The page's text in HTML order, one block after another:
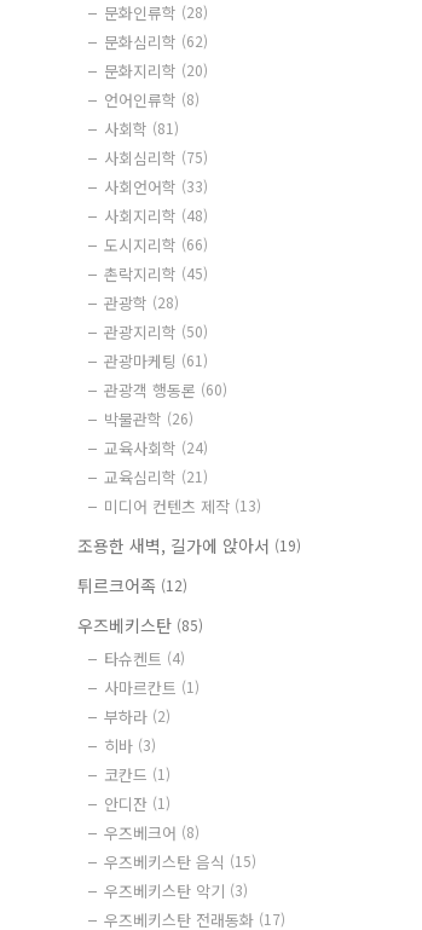
문화인류학 (28)
문화심리학 (62)
문화지리학 (20)
언어인류학 (8)
사회학 (81)
사회심리학 (75)
사회언어학 (33)
사회지리학 (48)
도시지리학 (66)
촌락지리학 (45)
관광학 (28)
관광지리학 (50)
관광마케팅 (61)
관광객 행동론 (60)
박물관학 (26)
교육사회학 (24)
교육심리학 (21)
미디어 컨텐츠 제작 (13)
조용한 새벽, 길가에 앉아서 (19)
튀르크어족 (12)
우즈베키스탄 (85)
타슈켄트 (4)
사마르칸트 (1)
부하라 (2)
히바 (3)
코칸드 (1)
안디잔 (1)
우즈베크어 (8)
우즈베키스탄 음식 (15)
우즈베키스탄 악기 (3)
우즈베키스탄 전래동화 (17)